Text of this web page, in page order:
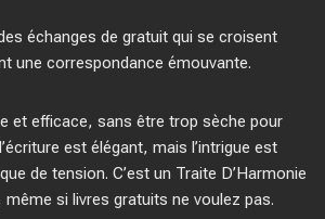
échanges de gratuit qui se croisent
une correspondance émouvante.
et efficace, sans être trop sèche pour
est élégant, mais l’intrigue est
de tension. C’est un Traite D’Harmonie
si livres gratuits ne voulez pas.